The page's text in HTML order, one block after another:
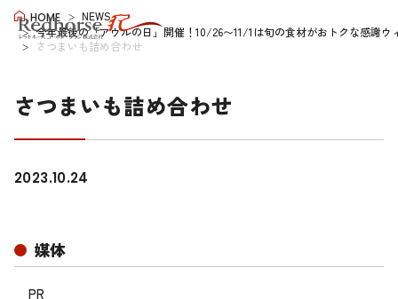
HOME
NEWS
今年最後の「アウルの日」開催！10/26〜11/1は旬の食材がおトクな感謝
さつまいも詰め合わせ
さつまいも詰め合わせ
媒体
PR
2023.10.24